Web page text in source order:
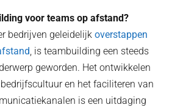
voor teams op afstand?
bedrijven geleidelijkoverstappen
, is teambuilding een steeds
geworden. Het ontwikkelen
en het faciliteren van
is een uitdaging